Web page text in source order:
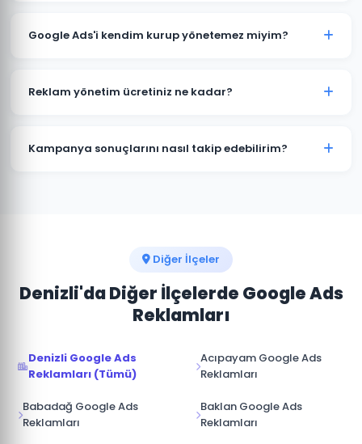
ile başlanabilir. Ancak anlamlı sonuçlar için 3.000-
Google Ads'i kendim kurup yönetemez miyim?
kampanyalar bütçenizi hızla tüketir. Honaz'deki
artırmaktadır.
Reklam yönetim ücretiniz ne kadar?
%15-20'si arasında değişmektedir. Honaz için
Kampanya sonuçlarını nasıl takip edebilirim?
Diğer İlçeler
Denizli'da Diğer İlçelerde Google Ads
Reklamları
Denizli Google Ads
Reklamları (Tümü)
Acıpayam Google Ads
Reklamları
Babadağ Google Ads
Reklamları
Baklan Google Ads
Reklamları